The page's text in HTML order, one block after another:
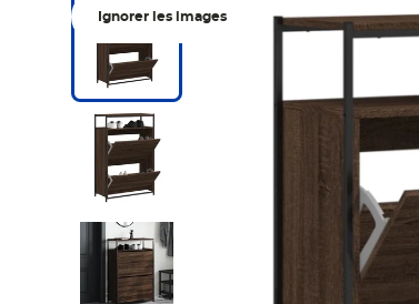
Ignorer les images